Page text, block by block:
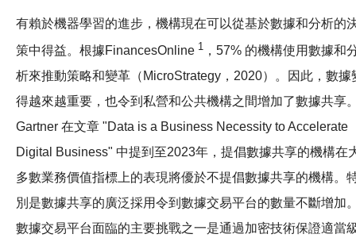
有賴於機器學習的進步，機構現在可以從基於數據和分析的
策中得益。根據FinancesOnline 1 ，57% 的機構使用數據和
析來推動策略和變革（MicroStrategy，2020）。因此，數據
得越來越重要，也令到私營和公共機構之間增加了數據共享
Gartner 在文章 "Data is a Business Necessity to Accelerate
Digital Business" 中提到至2023年，提倡數據共享的機構在
多數業務價值指標上的表現將優於不提倡數據共享的機構。
別是數據共享的廣泛採用令到數據交易平台的數量不斷增加
數據交易平台面臨的主要挑戰之一是通過加密技術保證適當